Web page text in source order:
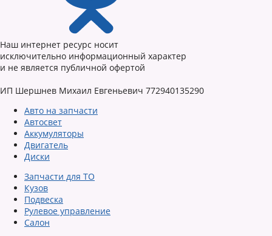
Наш интернет ресурс носит
исключительно информационный характер
и не является публичной офертой
ИП Шершнев Михаил Евгеньевич 772940135290
Авто на запчасти
Автосвет
Аккумуляторы
Двигатель
Диски
Запчасти для ТО
Кузов
Подвеска
Рулевое управление
Салон